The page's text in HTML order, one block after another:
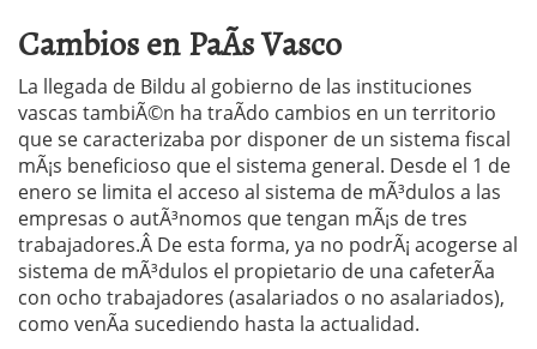
Cambios en PaÃ­s Vasco
La llegada de Bildu al gobierno de las instituciones
vascas tambiÃ©n ha traÃ­do cambios en un territorio
que se caracterizaba por disponer de un sistema fiscal
mÃ¡s beneficioso que el sistema general. Desde el 1 de
enero se limita el acceso al sistema de mÃ³dulos a las
empresas o autÃ³nomos que tengan mÃ¡s de tres
trabajadores.Â De esta forma, ya no podrÃ¡ acogerse al
sistema de mÃ³dulos el propietario de una cafeterÃ­a
con ocho trabajadores (asalariados o no asalariados),
como venÃ­a sucediendo hasta la actualidad.